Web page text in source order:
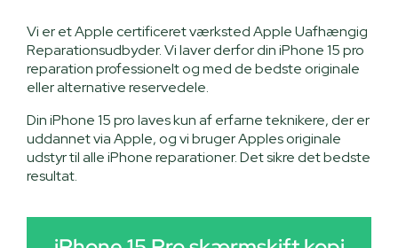
Vi er et Apple certificeret værksted Apple Uafhængig
Reparationsudbyder. Vi laver derfor din iPhone 15 pro
reparation professionelt og med de bedste originale
eller alternative reservedele.
Din iPhone 15 pro laves kun af erfarne teknikere, der er
uddannet via Apple, og vi bruger Apples originale
udstyr til alle iPhone reparationer. Det sikre det bedste
resultat.